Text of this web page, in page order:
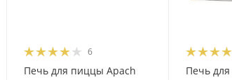
6
Печь для пиццы Apach
Печь